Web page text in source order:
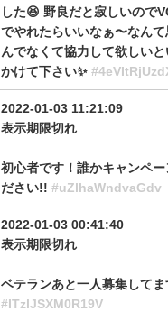
した😆 野良だと寂しいので
でやれたらいいなぁ〜なん
んでなくて協力して欲しい
かけて下さい✨
2022-01-03 11:21:09
表示期限切れ
初心者です！誰かキャンペー
ださい!! #uZlhaWndvaGdv
2022-01-03 00:41:40
表示期限切れ
ベテランあと一人募集してま
#ITzlJSXM0R19V